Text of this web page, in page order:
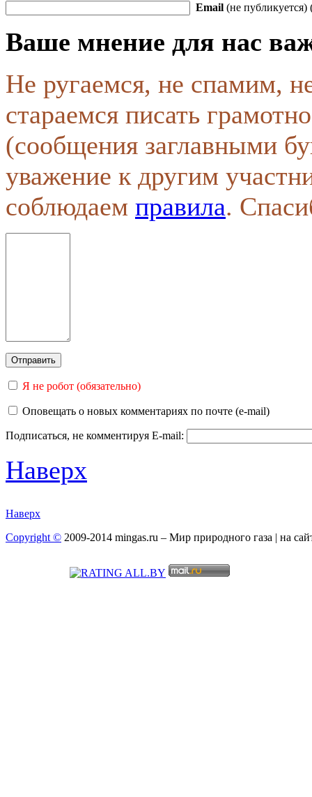
Email (не публикуется)
Ваше мнение для нас
Не ругаемся, не спамим,
стараемся писать
(сообщения заглавными
уважение к другим
соблюдаем правила.
Я не робот (обязательно)
Оповещать о новых комментариях по почте (e-mail)
Подписаться, не комментируя E-mail:
Наверх
Наверх
Copyright © 2009-2014 mingas.ru – Мир природного газа | на